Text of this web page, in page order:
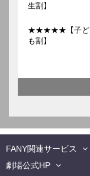
生割】
★★★★★【子ど
も割】
FANY関連サービス
劇場公式HP